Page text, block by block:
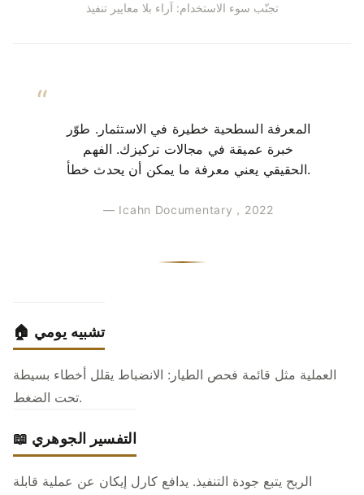
تجنّب سوء الاستخدام: آراء بلا معايير تنفيذ
المعرفة السطحية خطيرة في الاستثمار. طوّر
خبرة عميقة في مجالات تركيزك. الفهم
الحقيقي يعني معرفة ما يمكن أن يحدث خطأ.
— Icahn Documentary，2022
🏠 تشبيه يومي
العملية مثل قائمة فحص الطيار: الانضباط يقلل أخطاء بسيطة
تحت الضغط.
📖 التفسير الجوهري
الربح يتبع جودة التنفيذ. يدافع كارل إيكان عن عملية قابلة